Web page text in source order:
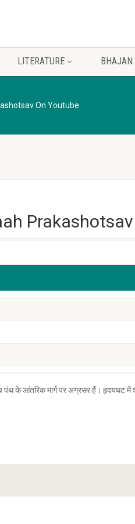
LITERATURE BHAJAN
On Youtube
के आंतरिक मार्ग पर अग्रसर हैं। हृदयघट में